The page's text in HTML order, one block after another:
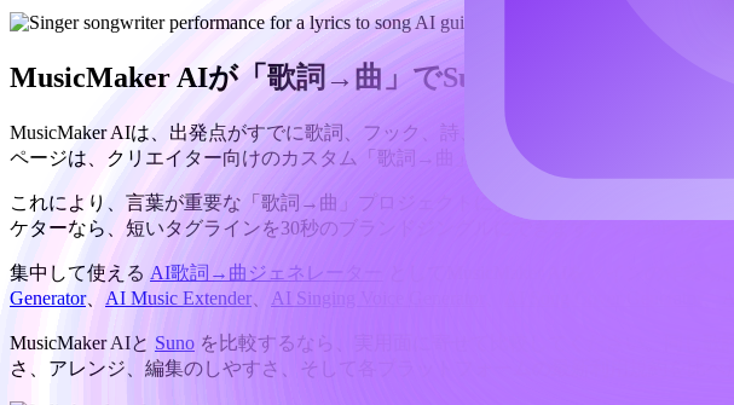
MusicMaker AIが「歌詞→曲」でSuno AI代替として機
MusicMaker AIは、出発点がすでに歌詞、フック、詩、広告コピー、サビのアイデ
ページは、クリエイター向けのカスタム「歌詞→曲」ワークフローを提供します
これにより、言葉が重要な「歌詞→曲」プロジェクトにおいて、実用的なSuno代
ケターなら、短いタグラインを30秒のブランドジングルにできます。YouTuberな
集中して使える AI歌詞→曲ジェネレーター
Generator、 AI Music Extender AI Singing Voice Generator
MusicMaker AIと Suno を比較するなら、実用面に寄せて比較してください。同じ
さ、アレンジ、編集のしやすさ、そして各プラットフォームの最新利用規約を比べ